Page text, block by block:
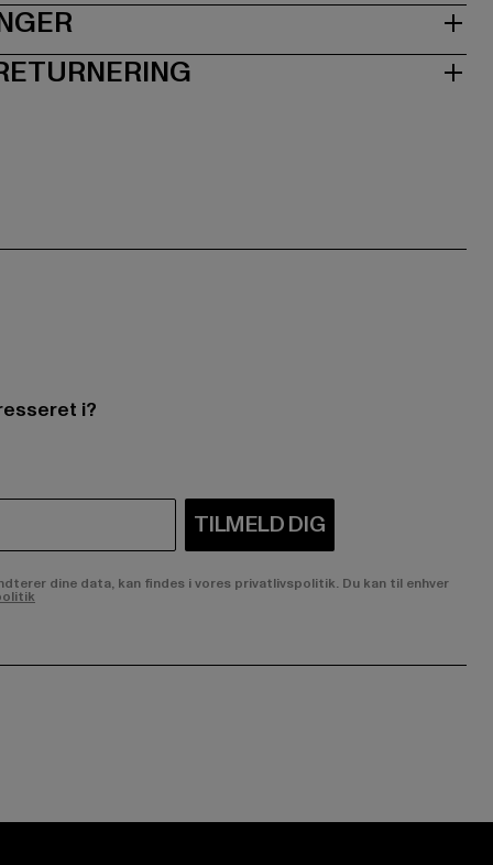
i?
TILMELD DIG
dine data, kan findes i vores privatlivspolitik. Du kan til enhver
page:channel: